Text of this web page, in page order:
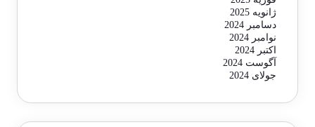
ژانویه 2025
دسامبر 2024
نوامبر 2024
اکتبر 2024
آگوست 2024
جولای 2024